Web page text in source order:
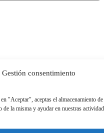
Gestión consentimiento
"Aceptar", aceptas el almacenamiento
la misma y ayudar en nuestras
7, 2022